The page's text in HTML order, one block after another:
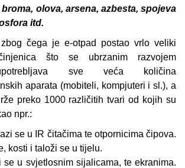
olova, arsena, azbesta, spojeva
itd.
čega je e-otpad postao vrlo veliki
što se ubrzanim razvojem
sve veća količina
aparata (mobiteli, kompjuteri i sl.), a
preko 1000 različitih tvari od kojih su
npr.:
se u IR čitačima te otpornicima čipova.
kosti i taloži se u tijelu.
u svjetlosnim sijalicama, te ekranima.